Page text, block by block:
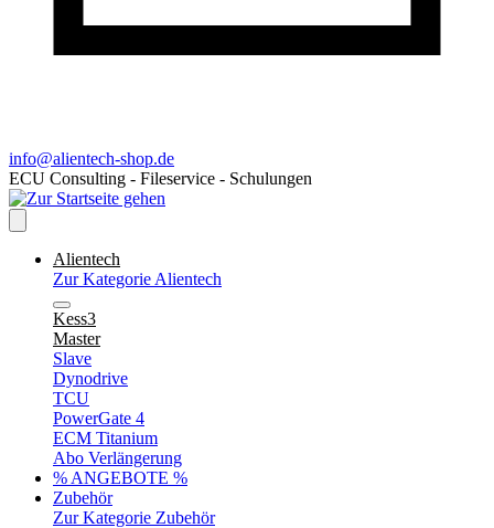
info@alientech-shop.de
ECU Consulting - Fileservice - Schulungen
Alientech
Zur Kategorie Alientech
Kess3
Master
Slave
Dynodrive
TCU
PowerGate 4
ECM Titanium
Abo Verlängerung
% ANGEBOTE %
Zubehör
Zur Kategorie Zubehör